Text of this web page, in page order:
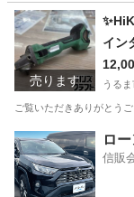
沖縄 うるま市
売ります
イン
うる
ご覧いただきありがとう
沖縄 うるま市 ロ
信販